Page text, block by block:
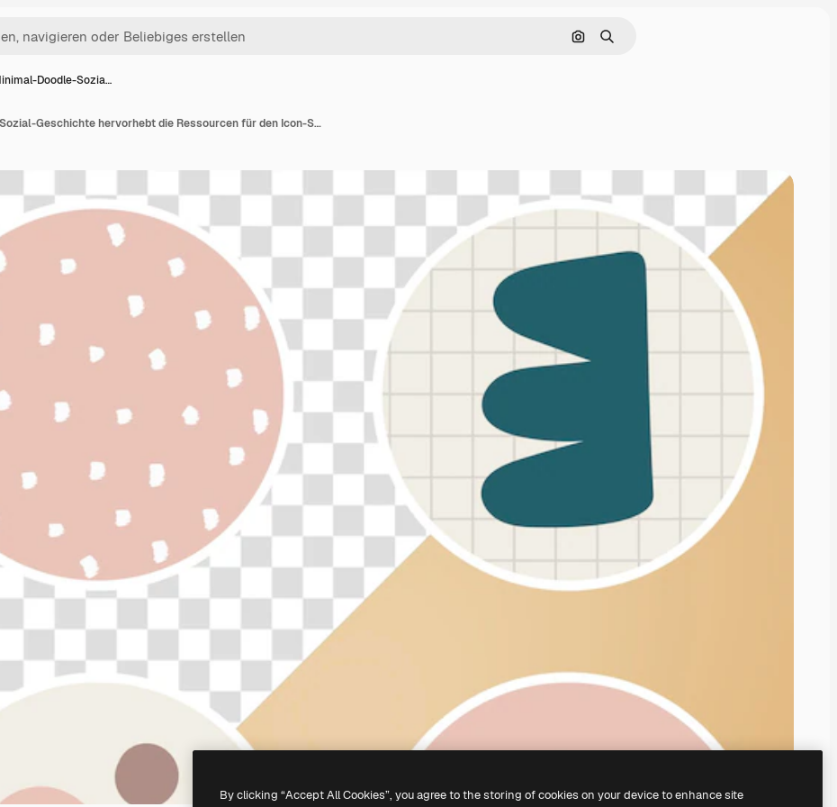
Nach Bild suchen
Suchen
Doodle-Sozia…
Minimal-Doodle-Sozial-Geschichte hervorhebt die Ressourcen für den Icon-Set-Design
By clicking “Accept All Cookies”, you agree to the storing of cookies on your device to enhance site